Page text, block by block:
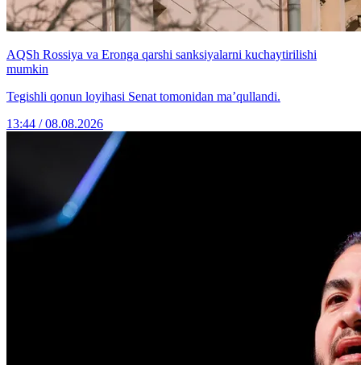
AQSh Rossiya va Eronga qarshi sanksiyalarni kuchaytirilishi
mumkin
Tegishli qonun loyihasi Senat tomonidan ma’qullandi.
13:44 / 08.08.2026